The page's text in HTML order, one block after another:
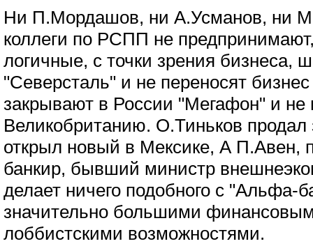
Ни П.Мордашов, ни А.Усманов, ни
коллеги по РСПП не
логичные, с точки зрения бизнеса,
"Северсталь" и не переносят
закрывают в России "Мегафон" и не
Великобританию. О.Тиньков продал
открыл новый в Мексике, А П.Авен,
банкир, бывший министр
делает ничего подобного с "Альфа-
значительно большими
лоббистскими возможностями.